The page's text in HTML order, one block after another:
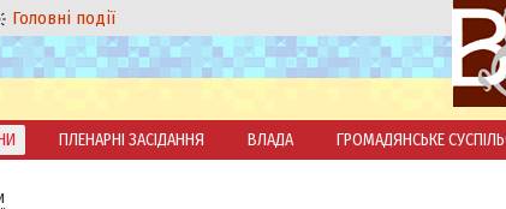
Головні події
ПЛЕНАРНІ ЗАСІДАННЯ ВЛАДА ГРОМАДЯНСЬКЕ